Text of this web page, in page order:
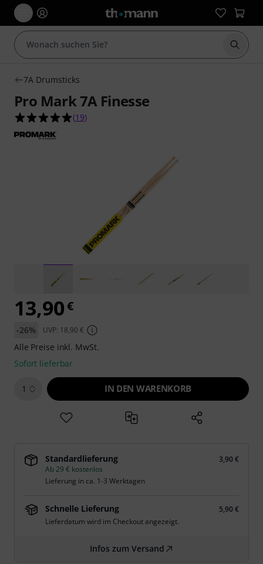
Suche
7A Drumsticks
Pro Mark 7A Finesse
4.9 von 5 Sternen aus 19 Kundenbewertungen
(19)
13,90€
-26% UVP: 18,90 €
Alle Preise inkl. MwSt.
Sofort lieferbar
1 IN DEN WARENKORB
Standardlieferung
3,90 €
Ab 29 € kostenlos
Lieferung in ca. 1-3 Werktagen
Schnelle Lieferung
5,90 €
Lieferdatum wird im Checkout angezeigt.
Infos zum Versand